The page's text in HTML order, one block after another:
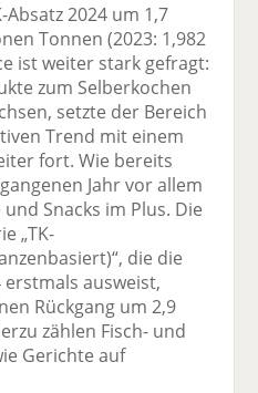
Absatz 2024 um 1,7
Tonnen (2023: 1,982
ist weiter stark gefragt:
zum Selberkochen
setzte der Bereich
Trend mit einem
fort. Wie bereits
Jahr vor allem
Snacks im Plus. Die
„TK-
die die
ausweist,
Rückgang um 2,9
zählen Fisch- und
Gerichte auf